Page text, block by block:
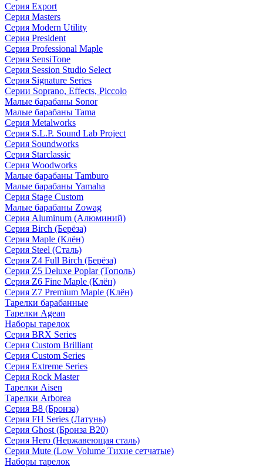
Серия Export
Серия Masters
Серия Modern Utility
Серия President
Серия Professional Maple
Серия SensiTone
Серия Session Studio Select
Серия Signature Series
Серии Soprano, Effects, Piccolo
Малые барабаны Sonor
Малые барабаны Tama
Серия Metalworks
Серия S.L.P. Sound Lab Project
Серия Soundworks
Серия Starclassic
Серия Woodworks
Малые барабаны Tamburo
Малые барабаны Yamaha
Серия Stage Custom
Малые барабаны Zowag
Серия Aluminum (Алюминий)
Серия Birch (Берёза)
Серия Maple (Клён)
Серия Steel (Сталь)
Серия Z4 Full Birch (Берёза)
Серия Z5 Deluxe Poplar (Тополь)
Серия Z6 Fine Maple (Клён)
Серия Z7 Premium Maple (Клён)
Тарелки барабанные
Тарелки Agean
Наборы тарелок
Серия BRX Series
Серия Custom Brilliant
Серия Custom Series
Серия Extreme Series
Серия Rock Master
Тарелки Aisen
Тарелки Arborea
Серия B8 (Бронза)
Серия FH Series (Латунь)
Серия Ghost (Бронза B20)
Серия Hero (Нержавеющая сталь)
Серия Mute (Low Volume Тихие сетчатые)
Наборы тарелок